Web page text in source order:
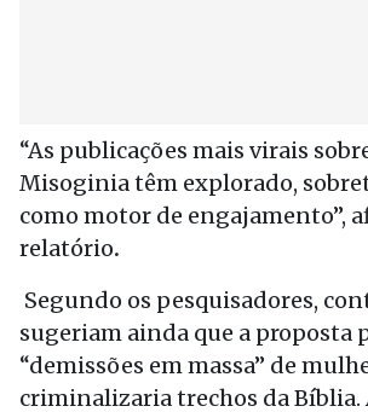
“As publicações mais virais
Misoginia têm explorado,
como motor de engajamento”,
relatório.
Segundo os pesquisadores,
sugeriam ainda que a proposta
“demissões em massa” de
criminalizaria trechos da Bíblia.